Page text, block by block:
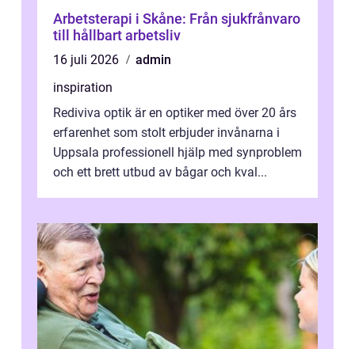
Arbetsterapi i Skåne: Från sjukfrånvaro
till hållbart arbetsliv
16 juli 2026
admin
inspiration
Rediviva optik är en optiker med över 20 års
erfarenhet som stolt erbjuder invånarna i
Uppsala professionell hjälp med synproblem
och ett brett utbud av bågar och kval...